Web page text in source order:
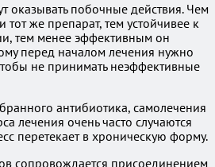
оказывать побочные действия. Чем
же препарат, тем устойчивее к
тем менее эффективным он
перед началом лечения нужно
не принимать неэффективные
антибиотика, самолечения
лечения очень часто случаются
перетекает в хроническую форму.
сопровождается присоединением